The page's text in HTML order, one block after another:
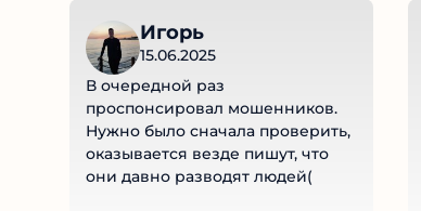
Игорь
15.06.2025
В очередной раз
проспонсировал мошенников.
Нужно было сначала проверить,
оказывается везде пишут, что
они давно разводят людей(